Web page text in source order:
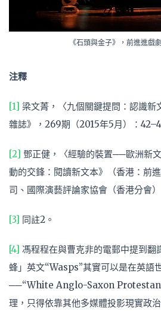
《石頭與金子》，前進進戲
注釋
[1] 梁文菁，〈九個關鍵提問：認識新
雜誌》，269期（2015年5月）：
[2] 鄧正健，〈經驗的裝置──歐洲新
動的交鋒：閱讀新文本》（香港：前
司、國際演藝評論家協會（香港分會
[3] 同註2。
[4] 馮程程在與曹克非的電郵中提到翻
蜂」英文“Wasps”其實可以是在英語
──“White Anglo-Saxon
理，只得依靠其他多媒體投影現實政